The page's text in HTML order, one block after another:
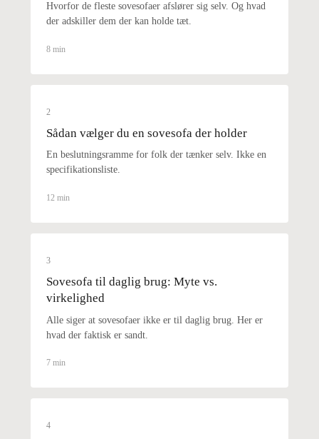
Hvorfor de fleste sovesofaer afslører sig selv. Og hvad
der adskiller dem der kan holde tæt.
8 min
2
Sådan vælger du en sovesofa der holder
En beslutningsramme for folk der tænker selv. Ikke en
specifikationsliste.
12 min
3
Sovesofa til daglig brug: Myte vs.
virkelighed
Alle siger at sovesofaer ikke er til daglig brug. Her er
hvad der faktisk er sandt.
7 min
4